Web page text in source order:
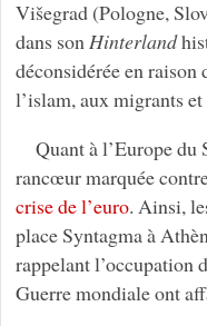
Višegrad (Pologne,
dans sonHinterland
déconsidérée en raison
l’islam, aux migrants
Quant à l’Europe du
rancœur marquée
crise de l’euro. Ainsi,
place Syntagma à
rappelant l’occupation
Guerre mondiale ont